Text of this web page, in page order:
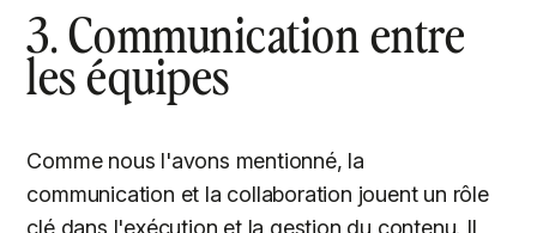
3. Communication entre
les équipes
Comme nous l'avons mentionné, la
communication et la collaboration jouent un rôle
clé dans l'exécution et la gestion du contenu. Il